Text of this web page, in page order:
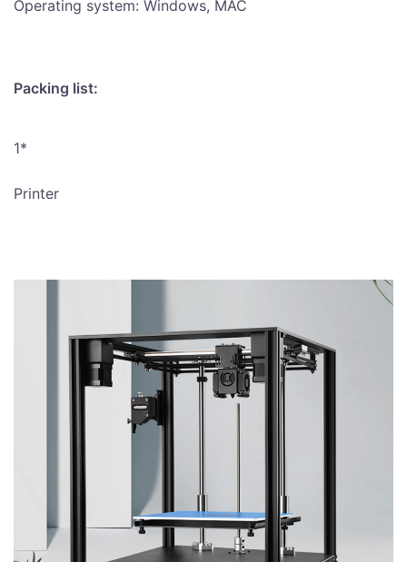
Operating system: Windows, MAC
Packing list:
1*
Printer